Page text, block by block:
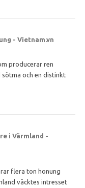
- Vietnam.vn
producerar ren
sötma och en distinkt
i Värmland -
flera ton honung
väcktes intresset